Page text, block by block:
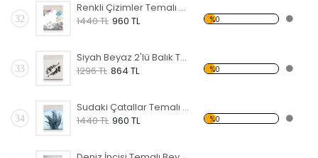
32
Renkli Çizimler Temalı Beyaz Eşya Sticker
1440 TL 960 TL %0
33
Siyah Beyaz 2'lü Balık Temalı Beyaz Eşya Sticker
1296 TL 864 TL %0
34
Sudaki Çatallar Temalı Beyaz Eşya Sticker
1440 TL 960 TL %0